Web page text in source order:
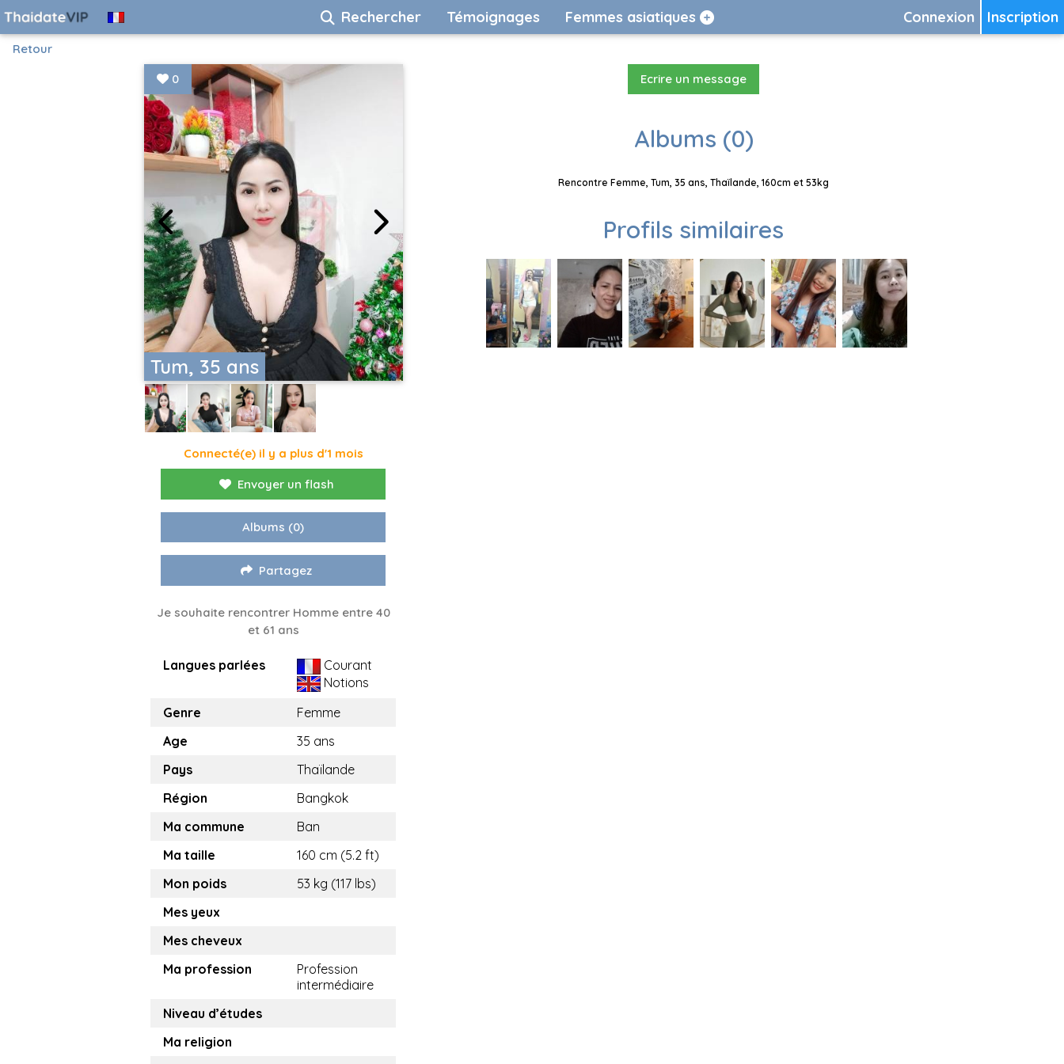
Inscription
Connexion
Rechercher Témoignages Femmes asiatiques
Retour
Tum, 35 ans
0
Connecté(e) il y a plus d'1 mois
Envoyer un flash
Albums (0)
Partagez
Je souhaite rencontrer Homme entre 40
et 61 ans
Langues parlées
Courant
Notions
Genre
Femme
Age
35 ans
Pays
Thaïlande
Région
Bangkok
Ma commune
Ban
Ma taille
160 cm (5.2 ft)
Mon poids
53 kg (117 lbs)
Mes yeux
Mes cheveux
Ma profession
Profession
intermédiaire
Niveau d’études
Ma religion
Ecrire un message
Albums (0)
Rencontre Femme, Tum, 35 ans, Thaïlande, 160cm et 53kg
Profils similaires